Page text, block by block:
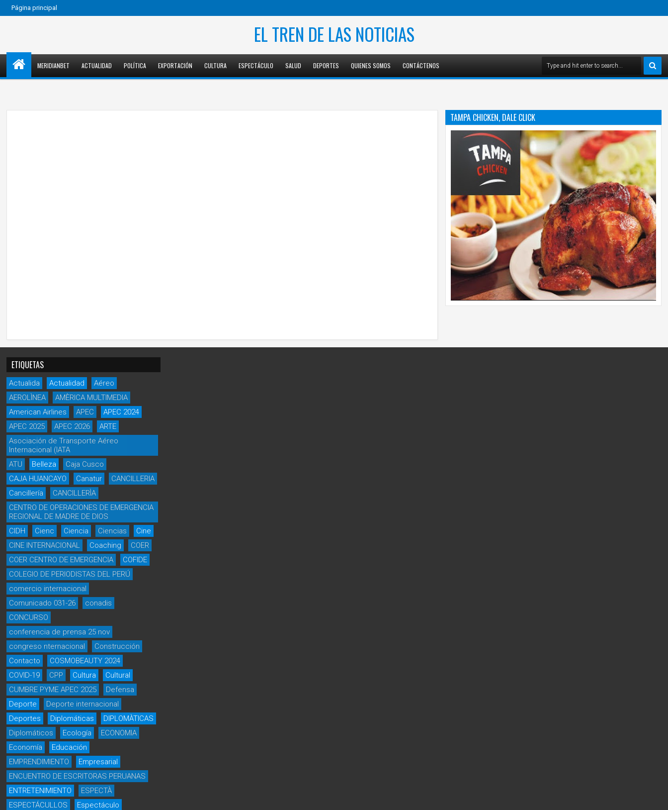
Página principal
EL TREN DE LAS NOTICIAS
MERIDIANBET ACTUALIDAD POLÍTICA EXPORTACIÓN CULTURA ESPECTÁCULO SALUD DEPORTES QUIENES SOMOS CONTÁCTENOS
TAMPA CHICKEN, DALE CLICK
ETIQUETAS
Actualida Actualidad
Aéreo
AEROLÌNEA
AMÈRICA MULTIMEDIA
American Airlines
APEC
APEC 2024
APEC 2025
APEC 2026
ARTE
Asociación de Transporte Aéreo
Internacional (IATA
ATU
Belleza
Caja Cusco
CAJA HUANCAYO
Canatur
CANCILLERIA
Cancillería
CANCILLERÌA
CENTRO DE OPERACIONES DE EMERGENCIA
REGIONAL DE MADRE DE DIOS
CIDH
Cienc Ciencia Ciencias
Cine
CINE INTERNACIONAL
Coaching
COER
COER CENTRO DE EMERGENCIA
COFIDE
COLEGIO DE PERIODISTAS DEL PERÚ
comercio internacional
Comunicado 031-26
conadis
CONCURSO
conferencia de prensa 25 nov
congreso nternacional
Construcción
Contacto
COSMOBEAUTY 2024
COVID-19
CPP Cultura
Cultural
CUMBRE PYME APEC 2025
Defensa
Deporte
Deporte internacional
Deportes
Diplomáticas
DIPLOMÀTICAS
Diplomáticos
Ecología
ECONOMIA
Economía
Educación
EMPRENDIMIENTO
Empresarial
ENCUENTRO DE ESCRITORAS PERUANAS
ENTRETENIMIENTO
ESPECTÀ
ESPECTÁCULLOS
Espectáculo